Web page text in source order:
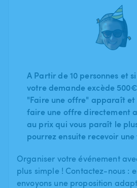
A Partir de 10 personnes et
votre demande excède
"Faire une offre" apparaît et
faire une offre directement
au prix qui vous paraît le
pourrez ensuite recevoir
Organiser votre événement
plus simple ! Contactez-nous :
envoyons une proposition